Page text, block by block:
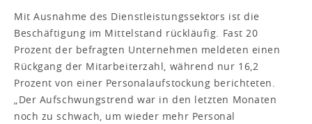
Mit Ausnahme des Dienstleistungssektors ist die
Beschäftigung im Mittelstand rückläufig. Fast 20
Prozent der befragten Unternehmen meldeten einen
Rückgang der Mitarbeiterzahl, während nur 16,2
Prozent von einer Personalaufstockung berichteten.
„Der Aufschwungstrend war in den letzten Monaten
noch zu schwach, um wieder mehr Personal